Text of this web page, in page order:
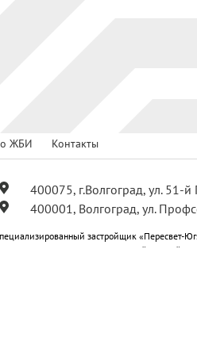
ЖБИ Контакты
400075, г.Волгоград, ул. 51-
400001, Волгоград, ул.
застройщик «Пересвет-
ООО «Специализированный застройщик